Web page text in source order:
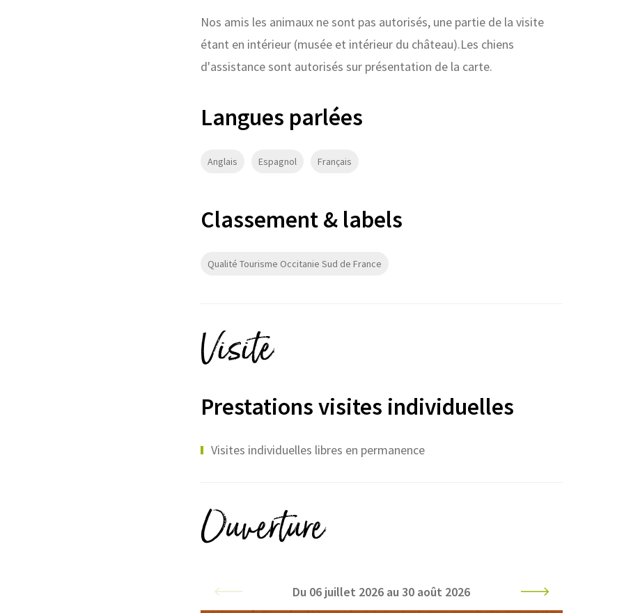
Nos amis les animaux ne sont pas autorisés, une partie de la visite
étant en intérieur (musée et intérieur du château).Les chiens
d'assistance sont autorisés sur présentation de la carte.
Langues parlées
Anglais Espagnol Français
Classement & labels
Qualité Tourisme Occitanie Sud de France
Visite
Prestations visites individuelles
Visites individuelles libres en permanence
Ouverture
Du 06 juillet 2026 au 30 août 2026